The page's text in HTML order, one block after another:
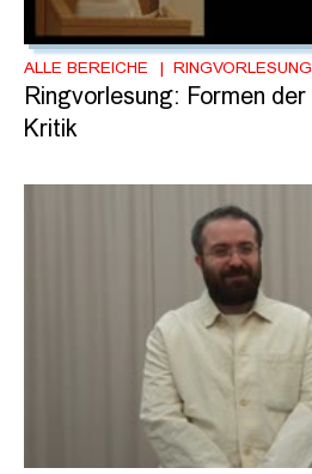
ALLE BEREICHE RINGVORLESUNG
Ringvorlesung: Formen der
Kritik